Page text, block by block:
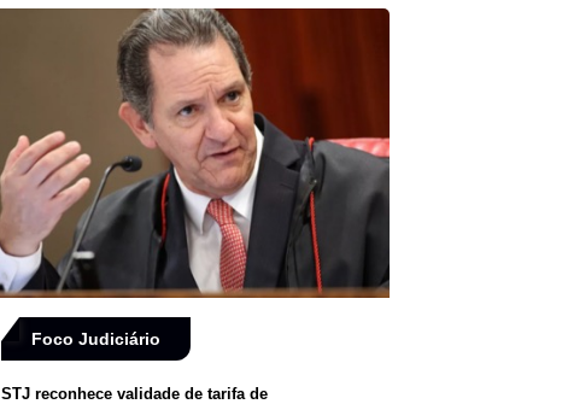
Foco Judiciário
STJ reconhece validade de tarifa de